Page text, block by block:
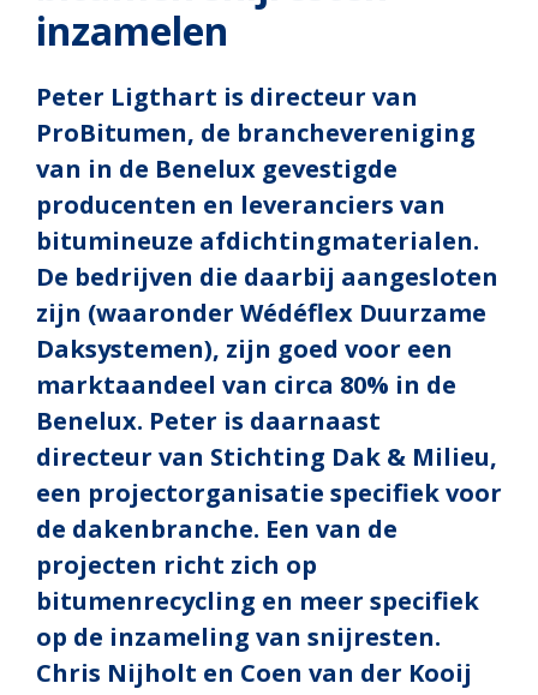
inzamelen
Peter Ligthart is directeur van
ProBitumen, de branchevereniging
van in de Benelux gevestigde
producenten en leveranciers van
bitumineuze afdichtingmaterialen.
De bedrijven die daarbij aangesloten
zijn (waaronder Wédéflex Duurzame
Daksystemen), zijn goed voor een
marktaandeel van circa 80% in de
Benelux. Peter is daarnaast
directeur van Stichting Dak & Milieu,
een projectorganisatie specifiek voor
de dakenbranche. Een van de
projecten richt zich op
bitumenrecycling en meer specifiek
op de inzameling van snijresten.
Chris Nijholt en Coen van der Kooij